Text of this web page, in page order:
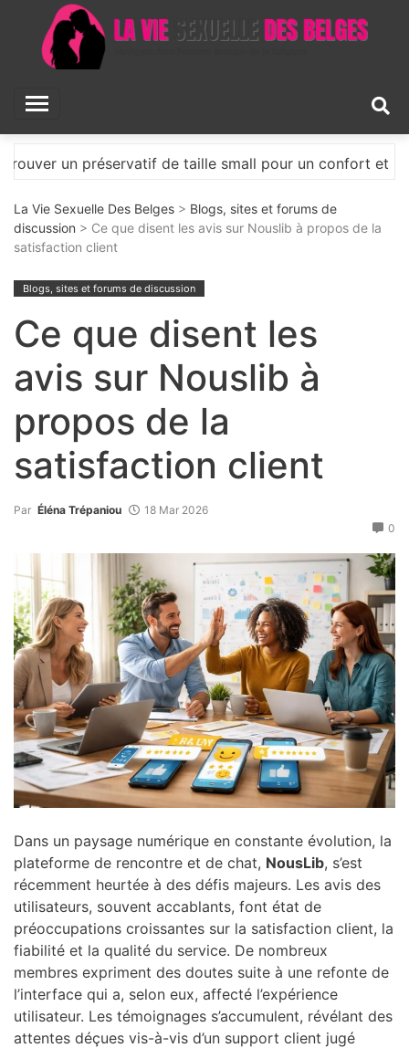
content
La Vie Sexuelle Des
Belges
small pour un confort et une sécurité accrus
La Vie Sexuelle Des Belges > Blogs, sites et forums de
discussion > Ce que disent les avis sur Nouslib à propos de la
satisfaction client
Blogs, sites et forums de discussion
Ce que disent les
avis sur Nouslib à
propos de la
satisfaction client
Par Éléna Trépaniou
18 Mar 2026
0
Dans un paysage numérique en constante évolution, la
plateforme de rencontre et de chat, NousLib, s’est
récemment heurtée à des défis majeurs. Les avis des
utilisateurs, souvent accablants, font état de
préoccupations croissantes sur la satisfaction client, la
fiabilité et la qualité du service. De nombreux
membres expriment des doutes suite à une refonte de
l’interface qui a, selon eux, affecté l’expérience
utilisateur. Les témoignages s’accumulent, révélant des
attentes déçues vis-à-vis d’un support client jugé